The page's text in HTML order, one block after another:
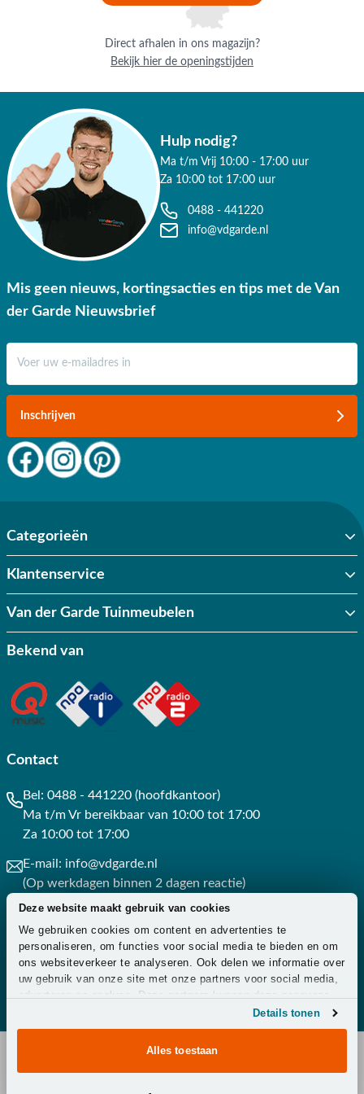
Deze website maakt gebruik van cookies
We gebruiken cookies om content en advertenties te
personaliseren, om functies voor social media te bieden en om
ons websiteverkeer te analyseren. Ook delen we informatie over
uw gebruik van onze site met onze partners voor social media,
adverteren en analyse. Deze partners kunnen deze gegevens
combineren met andere informatie die u aan ze heeft verstrekt
of die ze hebben verzameld op basis van uw gebruik van hun
Details tonen
Alles toestaan
Direct afhalen in ons magazijn?
Bekijk hier de openingstijden
Hulp nodig?
Ma t/m Vrij 10:00 - 17:00 uur
Za 10:00 tot 17:00 uur
0488 - 441220
info@vdgarde.nl
Mis geen nieuws, kortingsacties en tips met de Van
der Garde Nieuwsbrief
Inschrijven
Categorieën
Klantenservice
Van der Garde Tuinmeubelen
Bekend van
Contact
Bel: 0488 - 441220 (hoofdkantoor)
Ma t/m Vr bereikbaar van 10:00 tot 17:00
Za 10:00 tot 17:00
E-mail: info@vdgarde.nl
(Op werkdagen binnen 2 dagen reactie)
Whatsapp: 0488441220
(Op werkdagen binnen 3 uur reactie)